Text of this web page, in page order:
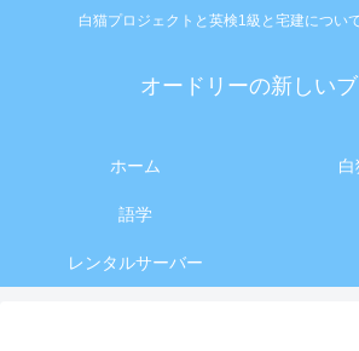
白猫プロジェクトと英検1級と宅建につい
オードリーの新しい
ホーム
語学
レンタルサーバー